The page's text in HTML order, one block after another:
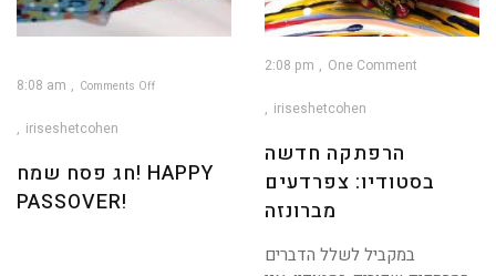
8:08 am Comments Off
iriseshetcohen
חג פסח שמח! HAPPY
PASSOVER!
2:08 pm One Comment
iriseshetcohen
הרפתקה חדשה
בסטודיו: צפרדעים
מברונזה
במקביל לשלל הדברים